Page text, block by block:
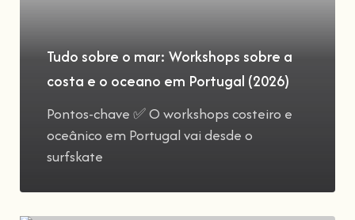
Tudo sobre o mar: Workshops sobre a
costa e o oceano em Portugal (2026)
Pontos-chave ✅ O workshops costeiro e
oceânico em Portugal vai desde o
surfskate